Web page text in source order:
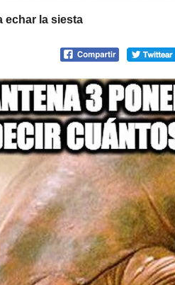
echar la siesta